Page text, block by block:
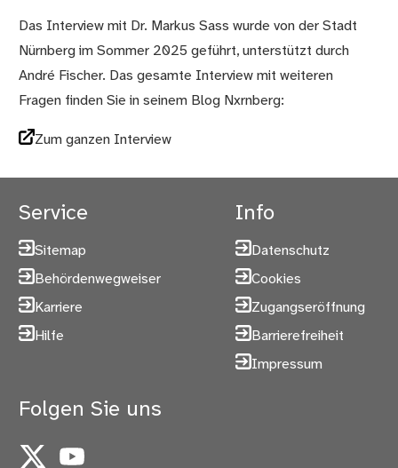
Das Interview mit Dr. Markus Sass wurde von der Stadt
Nürnberg im Sommer 2025 geführt, unterstützt durch
André Fischer. Das gesamte Interview mit weiteren
Fragen finden Sie in seinem Blog Nxrnberg:
Zum ganzen Interview
Service
Sitemap
Behördenwegweiser
Karriere
Hilfe
Info
Datenschutz
Cookies
Zugangseröffnung
Barrierefreiheit
Impressum
Folgen Sie uns
X YouTube